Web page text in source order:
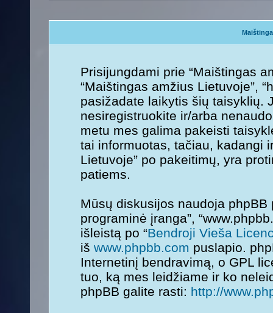
Prisijungdami prie “Maištingas
“Maištingas amžius Lietuvoje”,
pasižadate laikytis šių taisyklių.
nesiregistruokite ir/arba
metu mes galima pakeisti
tai informuotas, tačiau, kadangi
Lietuvoje” po pakeitimų, yra
patiems.
Mūsų diskusijos naudoja phpBB
programinė įranga”,
išleistą po “Bendroji Vieša
iš www.phpbb.com puslapio.
Internetinį bendravimą, o GPL
tuo, ką mes leidžiame ir ko
phpBB galite rasti: http://